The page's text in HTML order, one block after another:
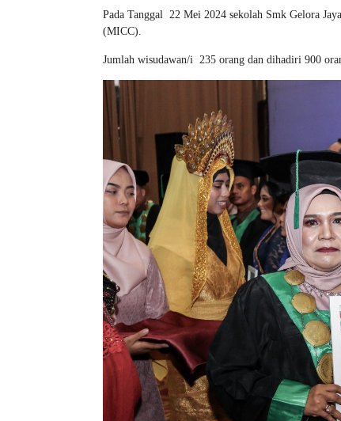
Pada Tanggal 22 Mei 2024 sekolah Smk Gelora
(MICC).
Jumlah wisudawan/i 235 orang dan dihadiri 900